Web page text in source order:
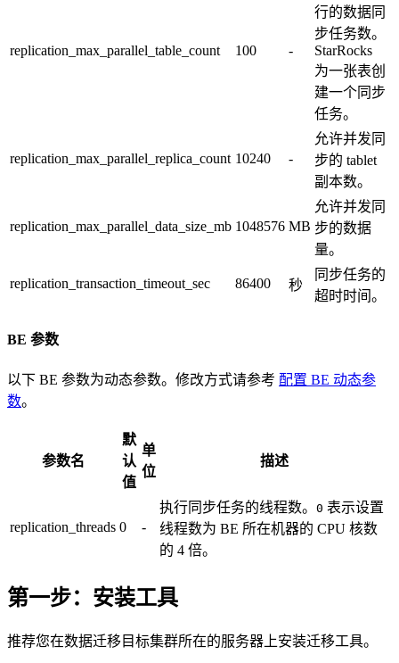
replication_max_parallel_table_count 100 -
行的数据同
步任务数。
StarRocks
为一张表创
建一个同步
任务。
replication_max_parallel_replica_count 10240 -
允许并发同
步的 tablet
副本数。
replication_max_parallel_data_size_mb 1048576 MB
允许并发同
步的数据
量。
replication_transaction_timeout_sec 86400 秒
同步任务的
超时时间。
BE 参数
以下 BE 参数为动态参数。修改方式请参考 配置 BE 动态参
数。
参数名
默
认
值
单
位
描述
replication_threads 0 -
执行同步任务的线程数。 0 表示设置
线程数为 BE 所在机器的 CPU 核数
的 4 倍。
第一步：安装工具
推荐您在数据迁移目标集群所在的服务器上安装迁移工具。